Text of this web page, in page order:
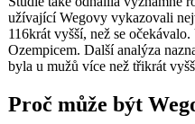
užívající Wegovy vykazovali
116krát vyšší, než se
Ozempicem. Další analýza
byla u mužů více než třikrát
Proč může být